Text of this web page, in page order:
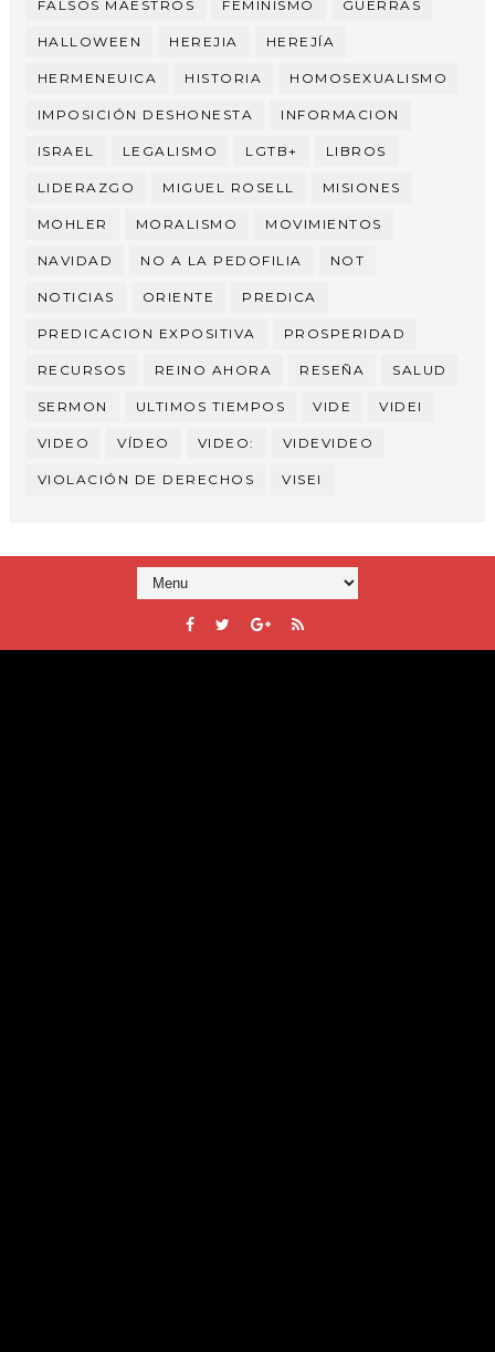
FALSOS MAESTROS FEMINISMO GUERRAS
HALLOWEEN HEREJIA HEREJÍA
HERMENEUICA HISTORIA HOMOSEXUALISMO
IMPOSICIÓN DESHONESTA INFORMACION
ISRAEL LEGALISMO LGTB+ LIBROS
LIDERAZGO MIGUEL ROSELL MISIONES
MOHLER MORALISMO MOVIMIENTOS
NAVIDAD NO A LA PEDOFILIA NOT
NOTICIAS ORIENTE PREDICA
PREDICACION EXPOSITIVA PROSPERIDAD
RECURSOS REINO AHORA RESEÑA SALUD
SERMON ULTIMOS TIEMPOS VIDE VIDEI
VIDEO VÍDEO VIDEO: VIDEVIDEO
VIOLACIÓN DE DERECHOS VISEI